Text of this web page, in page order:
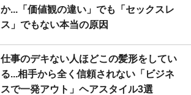
か...「価値観の違い」でも「セックスレ
ス」でもない本当の原因
仕事のデキない人ほどこの髪形をしてい
る...相手から全く信頼されない「ビジネ
スで一発アウト」ヘアスタイル3選